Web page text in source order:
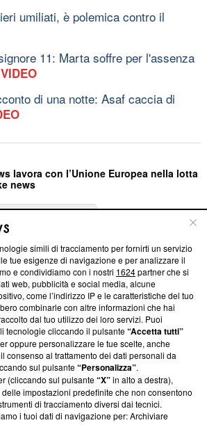
umiliati, è polemica contro il
11: Marta soffre per l'assenza
VIDEO
di una notte: Asaf caccia di
lavora con l’Unione Europea nella lotta
news
informazioni trasparenti su Blasting
editoriali e su come ci impegniamo a
Inoltre, afferma la nostra aderenza a
with Integrity’Blasting News non è
ma ha richiesto di farne
ha ancora effettuato una verifica di
simili di tracciamento per fornirti un servizio
tue esigenze di navigazione e per analizzare il
e condividiamo con i nostri 1624partner che si
web, pubblicità e social media, alcune
come l’indirizzo IP e le caratteristiche del tuo
combinarle con altre informazioni che hai
dal tuo utilizzo dei loro servizi. Puoi
tecnologie cliccando il pulsante“Accetta tutti”
oppure personalizzare le tue scelte, anche
consenso al trattamento dei dati personali da
sul pulsante“Personalizza”.
(cliccando sul pulsante“X”in alto a destra),
impostazioni predefinite che non consentono
di tracciamento diversi dai tecnici.
i tuoi dati di navigazione per: Archiviare